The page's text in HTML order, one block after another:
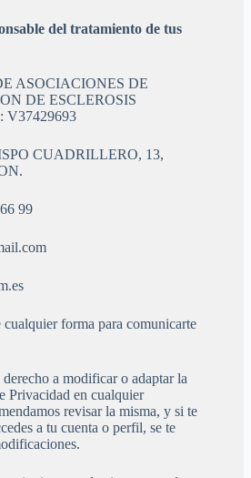
del tratamiento de tus
ASOCIACIONES DE
DE ESCLEROSIS
CUADRILLERO, 13,
99
cualquier forma para comunicarte
a modificar o adaptar la
Privacidad en cualquier
revisar la misma, y si te
a tu cuenta o perfil, se te